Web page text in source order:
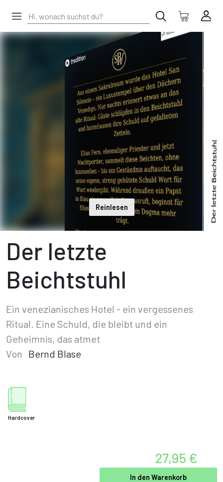
Reinlesen
Der letzte
Beichtstuhl
Ein venezianisches Hotel - ein vergessenes
Ritual. Eine Schuld, die bleibt und ein
Geheimnis, das atmet
Von
Bernd Blase
Hardcover
27,95 €
In den Warenkorb